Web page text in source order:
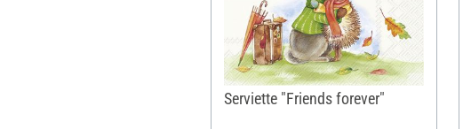
Serviette "Friends forever"